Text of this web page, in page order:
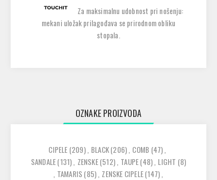
Za maksimalnu udobnost pri nošenju:
mekani uložak prilagođava se prirodnom obliku
stopala.
OZNAKE PROIZVODA
CIPELE (209), BLACK(206), COMB (47),
SANDALE(131), ZENSKE(512), TAUPE(48), LIGHT (8)
, TAMARIS (85), ZENSKE CIPELE(147),